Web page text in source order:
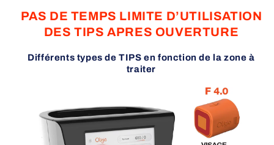
PAS DE TEMPS LIMITE D’UTILISATION
DES TIPSAPRES OUVERTURE
Différents types de TIPS en fonction de la zone à
traiter